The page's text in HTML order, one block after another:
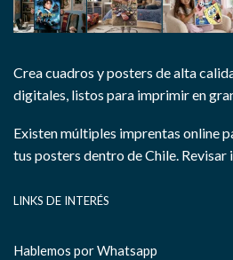
Crea cuadros y posters de alta
digitales, listos para imprimir en
Existen múltiples imprentas online
tus posters dentro de Chile. Revisar
LINKS DE INTERÉS
Hablemos por Whatsapp